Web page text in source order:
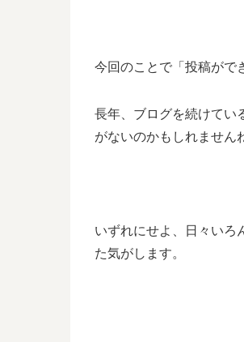
今回のことで「投稿がで
長年、ブログを続けてい
がないのかもしれません
いずれにせよ、日々いろ
た気がします。